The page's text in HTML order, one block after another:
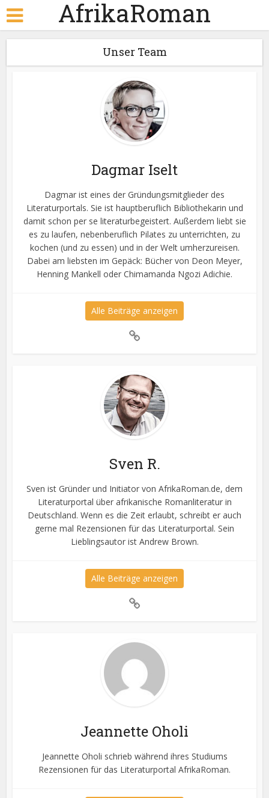
AfrikaRoman
Unser Team
Dagmar Iselt
Dagmar ist eines der Gründungsmitglieder des
Literaturportals. Sie ist hauptberuflich Bibliothekarin und
damit schon per se literaturbegeistert. Außerdem liebt sie
es zu laufen, nebenberuflich Pilates zu unterrichten, zu
kochen (und zu essen) und in der Welt umherzureisen.
Dabei am liebsten im Gepäck: Bücher von Deon Meyer,
Henning Mankell oder Chimamanda Ngozi Adichie.
Alle Beiträge anzeigen
Sven R.
Sven ist Gründer und Initiator von AfrikaRoman.de, dem
Literaturportal über afrikanische Romanliteratur in
Deutschland. Wenn es die Zeit erlaubt, schreibt er auch
gerne mal Rezensionen für das Literaturportal. Sein
Lieblingsautor ist Andrew Brown.
Alle Beiträge anzeigen
Jeannette Oholi
Jeannette Oholi schrieb während ihres Studiums
Rezensionen für das Literaturportal AfrikaRoman.